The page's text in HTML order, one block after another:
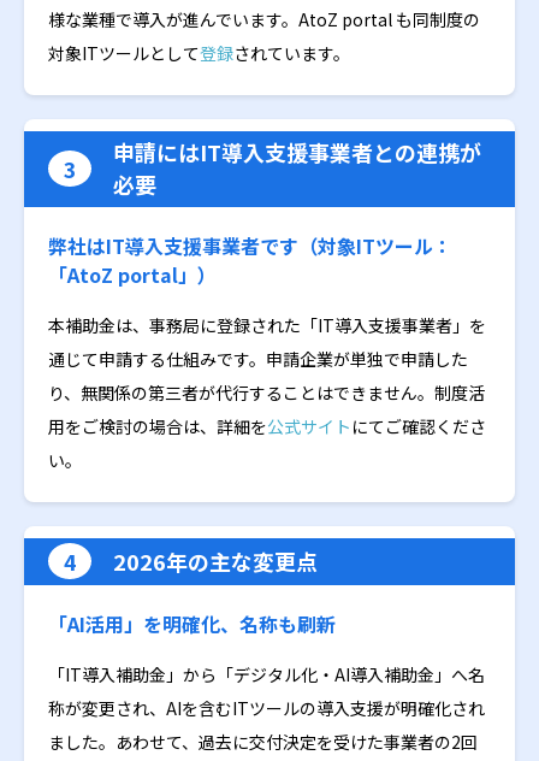
様な業種で導入が進んでいます。AtoZ portal も同制度の
対象ITツールとして登録されています。
3
申請にはIT導入支援事業者との連携が
必要
弊社はIT導入支援事業者です（対象ITツール：
「AtoZ portal」）
本補助金は、事務局に登録された「IT導入支援事業者」を
通じて申請する仕組みです。申請企業が単独で申請した
り、無関係の第三者が代行することはできません。制度活
用をご検討の場合は、詳細を公式サイト にてご確認くださ
い。
4 2026年の主な変更点
「AI活用」を明確化、名称も刷新
「IT導入補助金」から「デジタル化・AI導入補助金」へ名
称が変更され、AIを含むITツールの導入支援が明確化され
ました。あわせて、過去に交付決定を受けた事業者の2回